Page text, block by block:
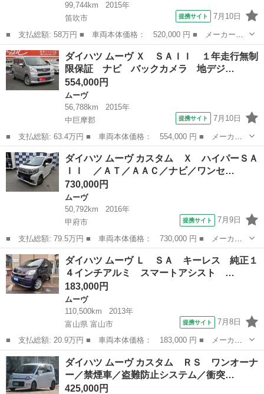
99,744km
2015年
笛吹市
提携サイト 7月10日
■ 支払総額: 58万円 ■ 車両本体価格： 520,000 円 ■ メーカー
名： ダイハツ ■ 車種名： ムーヴ ■ グレード名： カスタム
ＲＳ ハイパーＳＡ 衝突軽減ブレーキ 車検令和１０年１月 ドラ
イブレコーダー ...
山梨 笛吹市 ムーヴ
ダイハツ ムーヴ Ｘ ＳＡＩＩ １年走行無制
限保証 ナビ バックカメラ 地デジ…
554,000円
ムーヴ
56,788km
2015年
中巨摩郡
提携サイト 7月10日
■ 支払総額: 63.4万円 ■ 車両本体価格： 554,000 円 ■ メーカー
名： ダイハツ ■ 車種名： ムーヴ ■ グレード名： Ｘ ＳＡＩ
Ｉ １年走行無制限保証 ナビ バックカメラ 地デジＴＶ ＤＶＤ
ビデオ 衝突...
山梨 中巨摩郡
ダイハツ ムーヴ カスタム Ｘ ハイパーＳＡ
ＩＩ ／ＡＴ／ＡＡＣ／ナビ／ワンセ…
730,000円
ムーヴ
50,792km
2016年
甲府市
提携サイト 7月9日
■ 支払総額: 79.5万円 ■ 車両本体価格： 730,000 円 ■ メーカー
名： ダイハツ ■ 車種名： ムーヴ ■ グレード名： カスタム
Ｘ ハイパーＳＡＩＩ ／ＡＴ／ＡＡＣ／ナビ／ワンセグ／ＣＤ／バ
ックカメラ／...
山梨 甲府市 ムーヴ
ダイハツ ムーヴ Ｌ ＳＡ キーレス 純正１
４インチアルミ スマートアシスト …
183,000円
ムーヴ
110,500km
2013年
富山県 富山市
提携サイト 7月8日
■ 支払総額: 20.9万円 ■ 車両本体価格： 183,000 円 ■ メーカー
名： ダイハツ ■ 車種名： ムーヴ ■ グレード名： Ｌ ＳＡ
キーレス 純正１４インチアルミ スマートアシスト アイドリング
ストップ 電...
富山 富山市 ムーヴ
ダイハツ ムーヴ カスタム ＲＳ ワンオーナ
ー／禁煙車／盗難防止システム／衝突…
425,000円